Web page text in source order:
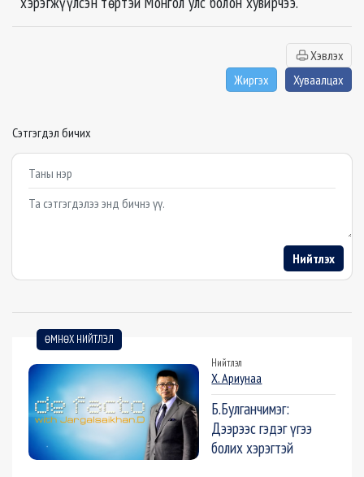
Хэвлэх
Жиргэх
Хуваалцах
Сэтгэгдэл бичих
Example textarea
Нийтлэх
ӨМНӨХ НИЙТЛЭЛ
Нийтлэл
Х. Ариунаа
Б.Булганчимэг:
Дээрээс гэдэг үгээ
болих хэрэгтэй